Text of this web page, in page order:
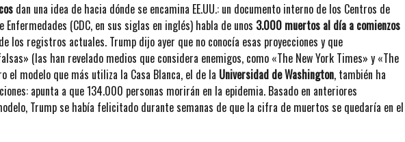
dan una idea de hacia dónde se encamina EE.UU.: un documento interno de los Centros de
Enfermedades (CDC, en sus siglas en inglés) habla de unos 3.000 muertos al día a comienzos
los registros actuales. Trump dijo ayer que no conocía esas proyecciones y que
(las han revelado medios que considera enemigos, como «The New York Times» y «The
el modelo que más utiliza la Casa Blanca, el de la Universidad de Washington, también ha
apunta a que 134.000 personas morirán en la epidemia. Basado en anteriores
Trump se había felicitado durante semanas de que la cifra de muertos se quedaría en el